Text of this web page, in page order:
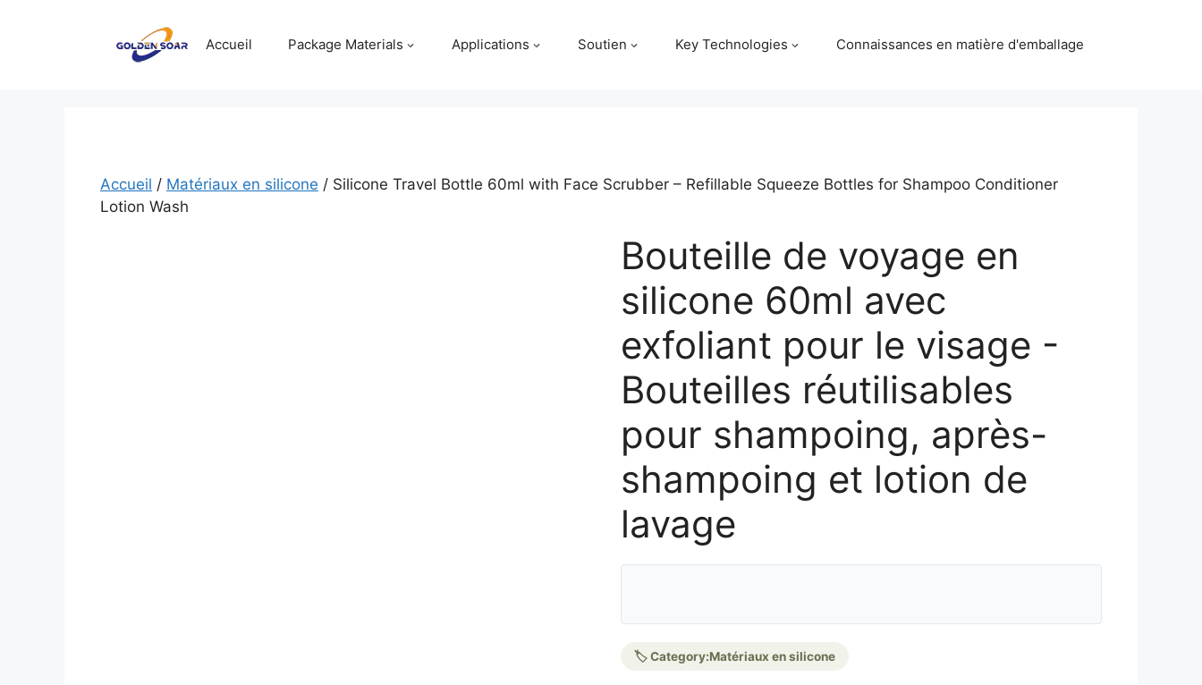
Accueil Package Materials Applications Soutien Key Technologies Connaissances en matière d'emballage
Accueil / Matériaux en silicone / Silicone Travel Bottle 60ml with Face Scrubber – Refillable Squeeze Bottles for Shampoo Conditioner
Lotion Wash
Bouteille de voyage en
silicone 60ml avec
exfoliant pour le visage -
Bouteilles réutilisables
pour shampoing, après-
shampoing et lotion de
lavage
🏷️ Category:Matériaux en silicone